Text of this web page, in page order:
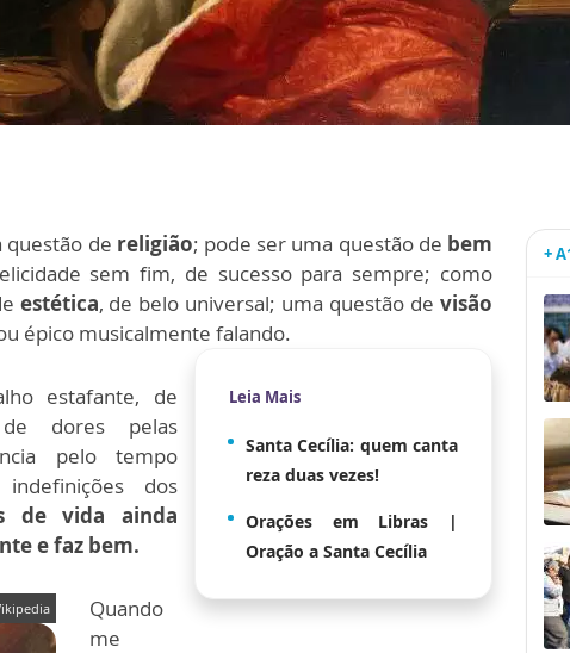
questão de religião; pode ser uma questão de bem
sem fim, de sucesso para sempre; como
estética, de belo universal; uma questão de visão
épico musicalmente falando.
Leia Mais
Santa Cecília: quem canta
reza duas vezes!
Orações em Libras |
Oração a Santa Cecília
estafante, de
de dores pelas
pelo tempo
dos
de vida ainda
e faz bem.
Quando
me
+